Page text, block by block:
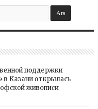
поддержки
в Казани открылась
живописи